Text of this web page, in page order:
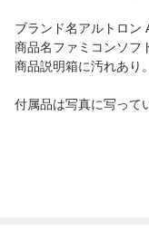
ブランド名アルトロン
商品名ファミコンソフ
商品説明箱に汚れあり。
付属品は写真に写って